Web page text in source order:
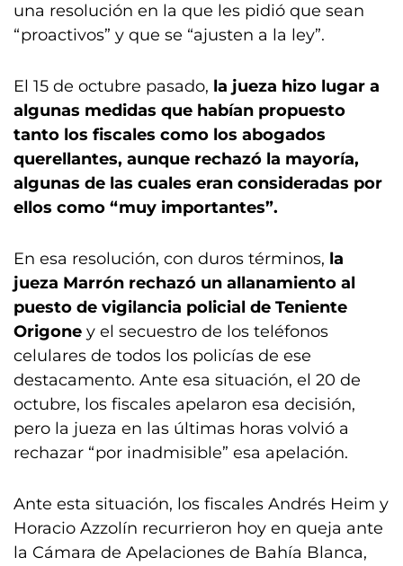
una resolución en la que les pidió que sean
“proactivos” y que se “ajusten a la ley”.
El 15 de octubre pasado, la jueza hizo lugar a
algunas medidas que habían propuesto
tanto los fiscales como los abogados
querellantes, aunque rechazó la mayoría,
algunas de las cuales eran consideradas por
ellos como “muy importantes”.
En esa resolución, con duros términos, la
jueza Marrón rechazó un allanamiento al
puesto de vigilancia policial de Teniente
Origone y el secuestro de los teléfonos
celulares de todos los policías de ese
destacamento. Ante esa situación, el 20 de
octubre, los fiscales apelaron esa decisión,
pero la jueza en las últimas horas volvió a
rechazar “por inadmisible” esa apelación.
Ante esta situación, los fiscales Andrés Heim y
Horacio Azzolín recurrieron hoy en queja ante
la Cámara de Apelaciones de Bahía Blanca,